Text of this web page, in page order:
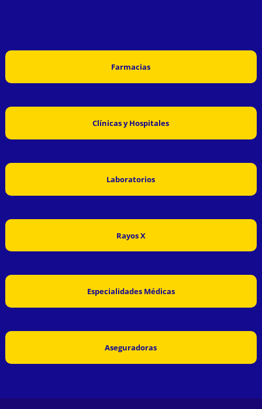
Farmacias
Clínicas y Hospitales
Laboratorios
Rayos X
Especialidades Médicas
Aseguradoras